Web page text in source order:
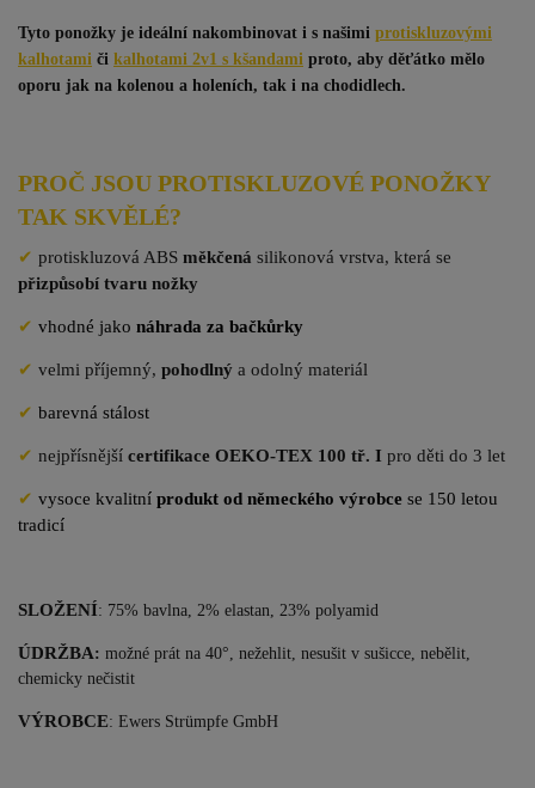
Tyto ponožky je ideální nakombinovat i s našimi protiskluzovými
kalhotami či kalhotami 2v1 s kšandami proto, aby děťátko mělo
oporu jak na kolenou a holeních, tak i na chodidlech.
PROČ JSOU PROTISKLUZOVÉ PONOŽKY
TAK SKVĚLÉ?
✔ protiskluzová ABS měkčená silikonová vrstva, která se
přizpůsobí tvaru nožky
✔ vhodné jako náhrada za bačkůrky
✔ velmi příjemný, pohodlný a odolný materiál
✔ barevná stálost
✔ nejpřísnější certifikace OEKO-TEX 100 tř. I pro děti do 3 let
✔ vysoce kvalitní produkt od německého výrobce se 150 letou
tradicí
SLOŽENÍ: 75% bavlna, 2% elastan, 23% polyamid
ÚDRŽBA: možné prát na 40°, nežehlit, nesušit v sušicce, nebělit,
chemicky nečistit
VÝROBCE: Ewers Strümpfe GmbH